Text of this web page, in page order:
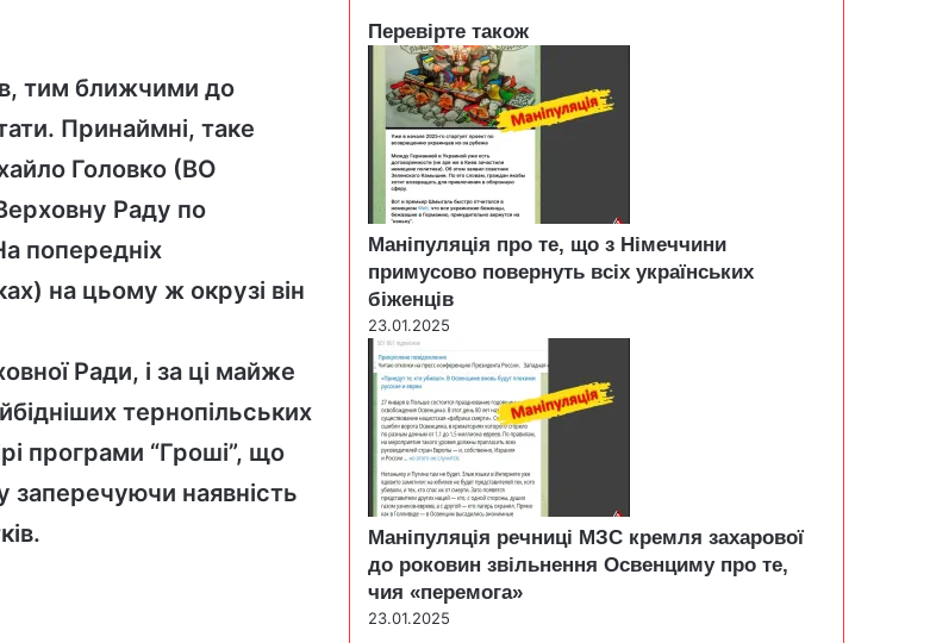
тим ближчими до
Принаймні, таке
Головко (ВО
Раду по
попередніх
на цьому ж окрузі він
Ради, і за ці майже
тернопільських
програми “Гроші”, що
заперечуючи наявність
Перевірте також
Маніпуляція про те, що з Німеччини
примусово повернуть всіх українських
біженців
23.01.2025
Маніпуляція речниці МЗС кремля захарової
до роковин звільнення Освенциму про те,
чия «перемога»
23.01.2025